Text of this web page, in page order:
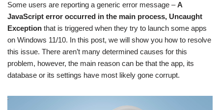
Some users are reporting a generic error message –A
JavaScript error occurred in the main process, Uncaught
Exception that is triggered when they try to launch some apps
on Windows 11/10. In this post, we will show you how to resolve
this issue. There aren’t many determined causes for this
problem, however, the main reason can be that the app, its
database or its settings have most likely gone corrupt.